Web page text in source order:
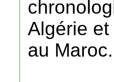
Algérie et
au Maroc.